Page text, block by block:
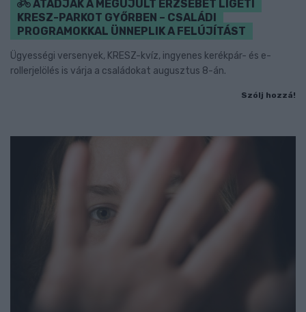
ÁTADJÁK A MEGÚJULT ERZSÉBET LIGETI
KRESZ-PARKOT GYŐRBEN – CSALÁDI
PROGRAMOKKAL ÜNNEPLIK A FELÚJÍTÁST
Ügyességi versenyek, KRESZ-kvíz, ingyenes kerékpár- és e-
rollerjelölés is várja a családokat augusztus 8-án.
Szólj hozzá!